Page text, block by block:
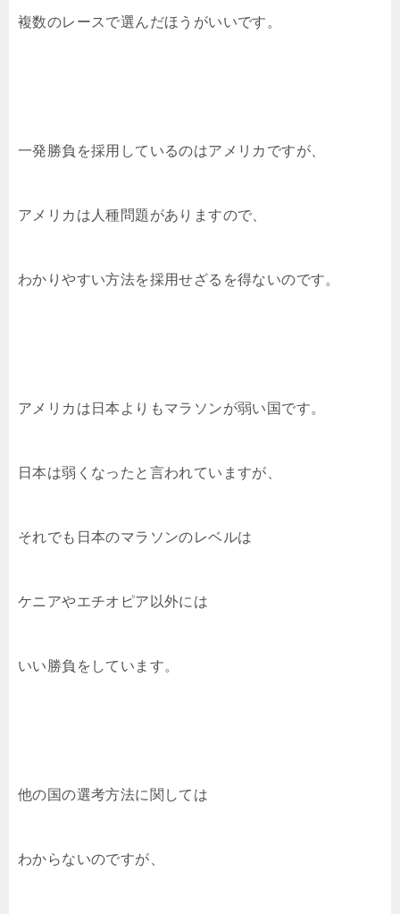
複数のレースで選んだほうがいいです。
一発勝負を採用しているのはアメリカですが、
アメリカは人種問題がありますので、
わかりやすい方法を採用せざるを得ないのです。
アメリカは日本よりもマラソンが弱い国です。
日本は弱くなったと言われていますが、
それでも日本のマラソンのレベルは
ケニアやエチオピア以外には
いい勝負をしています。
他の国の選考方法に関しては
わからないのですが、